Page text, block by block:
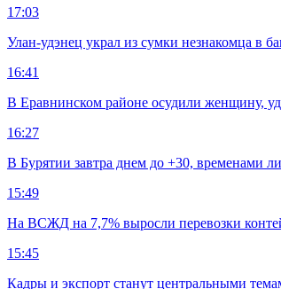
17:03
Улан-удэнец украл из сумки незнакомца в
16:41
В Еравнинском районе осудили женщину,
16:27
В Бурятии завтра днем до +30, временами
15:49
На ВСЖД на 7,7% выросли перевозки
15:45
Кадры и экспорт станут центральными